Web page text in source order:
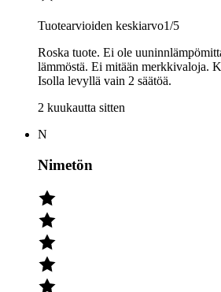
Tuotearvioiden keskiarvo1/5
Roska tuote. Ei ole
lämmöstä. Ei mitään merkkivaloja.
Isolla levyllä vain 2 säätöä.
2 kuukautta sitten
N
Nimetön